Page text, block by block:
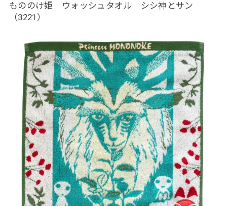
もののけ姫 ウォッシュタオル シシ神とサン
（3221）